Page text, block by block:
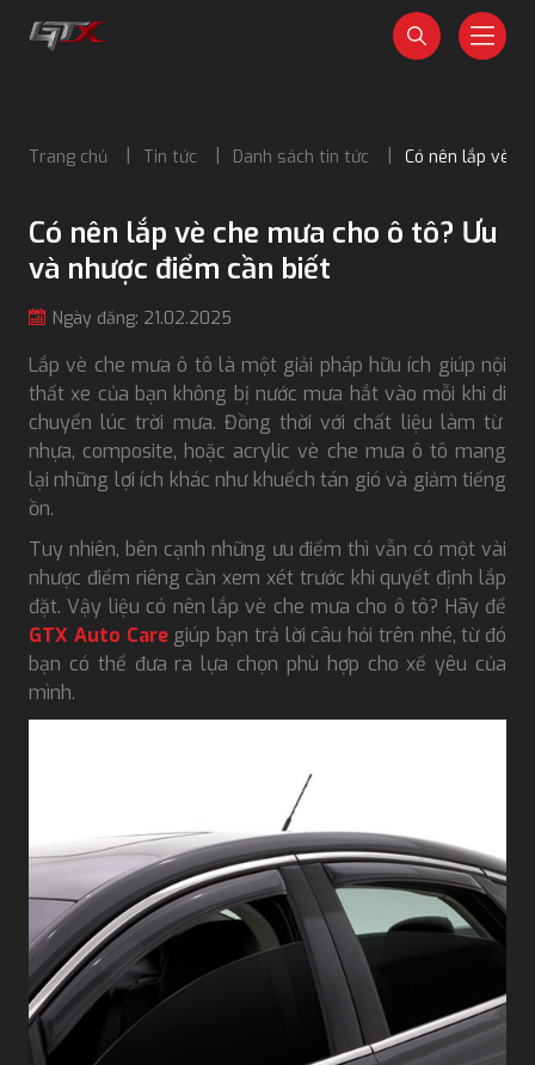
Trang chủ Tin tức Danh sách tin tức Có nên lắp vè
Có nên lắp vè che mưa cho ô tô? Ưu
và nhược điểm cần biết
Ngày đăng: 21.02.2025
Lắp vè che mưa ô tô là một giải pháp hữu ích giúp nội
thất xe của bạn không bị nước mưa hắt vào mỗi khi di
chuyển lúc trời mưa. Đồng thời với chất liệu làm từ
nhựa, composite, hoặc acrylic vè che mưa ô tô mang
lại những lợi ích khác như khuếch tán gió và giảm tiếng
ồn.
Tuy nhiên, bên cạnh những ưu điểm thì vẫn có một vài
nhược điểm riêng cần xem xét trước khi quyết định lắp
đặt. Vậy liệu có nên lắp vè che mưa cho ô tô? Hãy để
GTX Auto Caregiúp bạn trả lời câu hỏi trên nhé, từ đó
bạn có thể đưa ra lựa chọn phù hợp cho xế yêu của
mình.